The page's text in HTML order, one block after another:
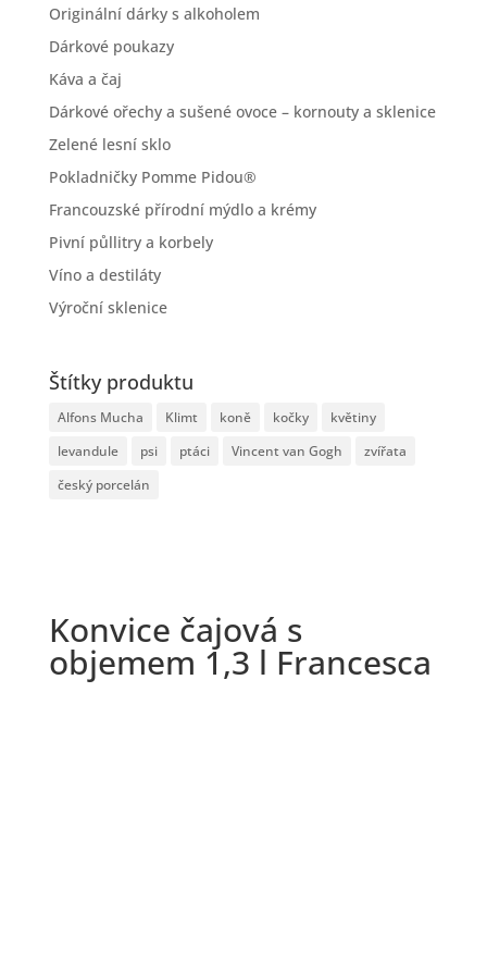
Originální dárky s alkoholem
Dárkové poukazy
Káva a čaj
Dárkové ořechy a sušené ovoce – kornouty a sklenice
Zelené lesní sklo
Pokladničky Pomme Pidou®
Francouzské přírodní mýdlo a krémy
Pivní půllitry a korbely
Víno a destiláty
Výroční sklenice
Štítky produktu
Alfons Mucha Klimt koně kočky
květiny
levandule
psi ptáci Vincent van Gogh
zvířata
český porcelán
Konvice čajová s
objemem 1,3 l Francesca